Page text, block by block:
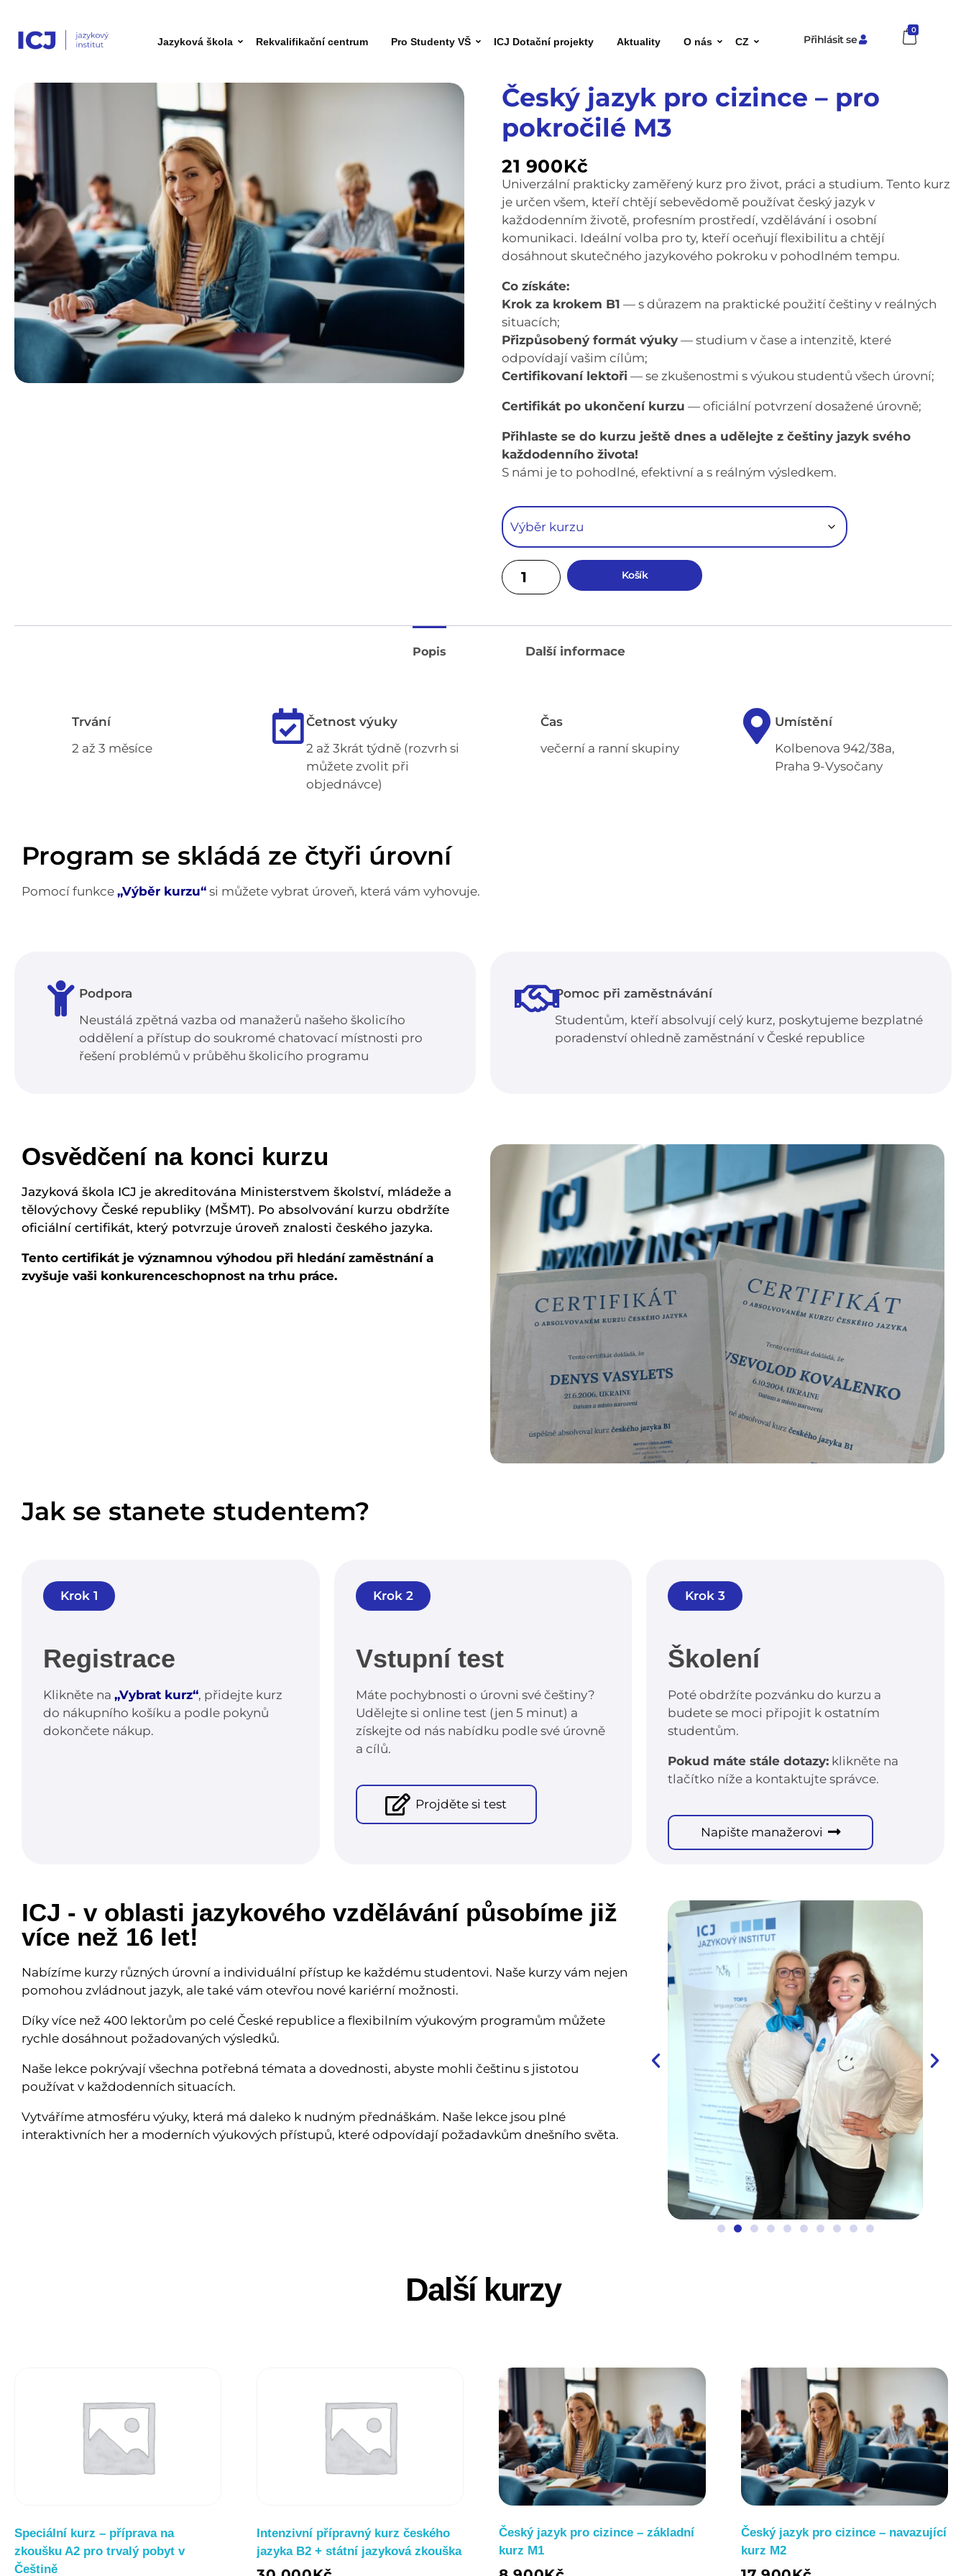
Jazyková škola Rekvalifikační centrum Pro Studenty VŠ ICJ Dotační projekty Aktuality O nás CZ Přihlásit se
0
Český jazyk pro cizince – pro
pokročilé M3
21 900Kč
Univerzální prakticky zaměřený kurz pro život, práci a studium. Tento kurz
je určen všem, kteří chtějí sebevědomě používat český jazyk v
každodenním životě, profesním prostředí, vzdělávání i osobní
komunikaci. Ideální volba pro ty, kteří oceňují flexibilitu a chtějí
dosáhnout skutečného jazykového pokroku v pohodlném tempu.
Co získáte:
Krok za krokem B1 — s důrazem na praktické použití češtiny v reálných
situacích;
Přizpůsobený formát výuky — studium v čase a intenzitě, které
odpovídají vašim cílům;
Certifikovaní lektoři — se zkušenostmi s výukou studentů všech úrovní;
Certifikát po ukončení kurzu — oficiální potvrzení dosažené úrovně;
Přihlaste se do kurzu ještě dnes a udělejte z češtiny jazyk svého
každodenního života!
S námi je to pohodlné, efektivní a s reálným výsledkem.
Košík
Popis Další informace
Trvání
2 až 3 měsíce
Četnost výuky
2 až 3krát týdně (rozvrh si
můžete zvolit při
objednávce)
Čas
večerní a ranní skupiny
Umístění
Kolbenova 942/38a,
Praha 9-Vysočany
Program se skládá ze čtyři úrovní
Pomocí funkce „Výběr kurzu“ si můžete vybrat úroveň, která vám vyhovuje.
Podpora
Neustálá zpětná vazba od manažerů našeho školicího
oddělení a přístup do soukromé chatovací místnosti pro
řešení problémů v průběhu školicího programu
Pomoc při zaměstnávání
Studentům, kteří absolvují celý kurz, poskytujeme bezplatné
poradenství ohledně zaměstnání v České republice
Osvědčení na konci kurzu
Jazyková škola ICJ je akreditována Ministerstvem školství, mládeže a
tělovýchovy České republiky (MŠMT). Po absolvování kurzu obdržíte
oficiální certifikát, který potvrzuje úroveň znalosti českého jazyka.
Tento certifikát je významnou výhodou při hledání zaměstnání a
zvyšuje vaši konkurenceschopnost na trhu práce.
Jak se stanete studentem?
Krok 1
Registrace
Klikněte na „Vybrat kurz“, přidejte kurz
do nákupního košíku a podle pokynů
dokončete nákup.
Krok 2
Vstupní test
Máte pochybnosti o úrovni své češtiny?
Udělejte si online test (jen 5 minut) a
získejte od nás nabídku podle své úrovně
a cílů.
Projděte si test
Krok 3
Školení
Poté obdržíte pozvánku do kurzu a
budete se moci připojit k ostatním
studentům.
Pokud máte stále dotazy: klikněte na
tlačítko níže a kontaktujte správce.
Napište manažerovi
ICJ - v oblasti jazykového vzdělávání působíme již
více než 16 let!
Nabízíme kurzy různých úrovní a individuální přístup ke každému studentovi. Naše kurzy vám nejen
pomohou zvládnout jazyk, ale také vám otevřou nové kariérní možnosti.
Díky více než 400 lektorům po celé České republice a flexibilním výukovým programům můžete
rychle dosáhnout požadovaných výsledků.
Naše lekce pokrývají všechna potřebná témata a dovednosti, abyste mohli češtinu s jistotou
používat v každodenních situacích.
Vytváříme atmosféru výuky, která má daleko k nudným přednáškám. Naše lekce jsou plné
interaktivních her a moderních výukových přístupů, které odpovídají požadavkům dnešního světa.
Další kurzy
Speciální kurz – příprava na
zkoušku A2 pro trvalý pobyt v
Češtině
Intenzivní přípravný kurz českého
jazyka B2 + státní jazyková zkouška
Český jazyk pro cizince – základní
kurz M1
Český jazyk pro cizince – navazující
kurz M2